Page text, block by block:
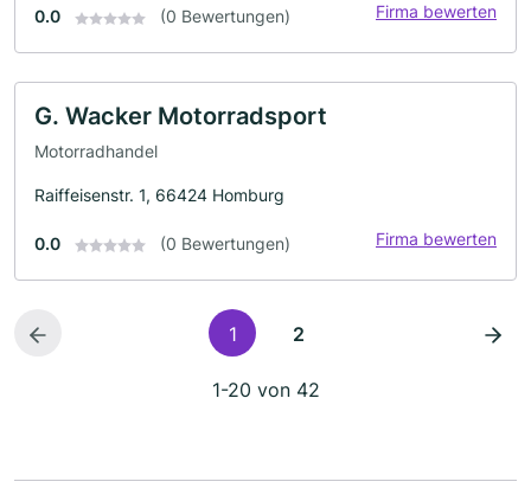
0.0 (0 Bewertungen) Firma bewerten
G. Wacker Motorradsport
Motorradhandel
Raiffeisenstr. 1, 66424 Homburg
0.0 (0 Bewertungen) Firma bewerten
1 2
1-20 von 42